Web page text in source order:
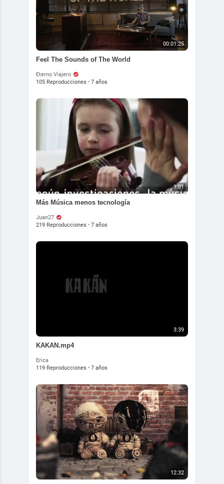
00:01:25
Feel The Sounds of The World
Eterno Viajero
105 Reproducciones · 7 años
1:01
Más Música menos tecnología
Juan27
219 Reproducciones · 7 años
3:39
KAKAN.mp4
Erica
119 Reproducciones · 7 años
12:32